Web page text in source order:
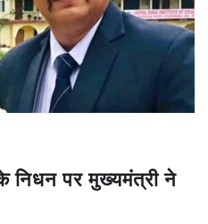
के निधन पर मुख्यमंत्री ने